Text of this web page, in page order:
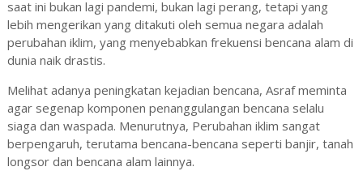
saat ini bukan lagi pandemi, bukan lagi perang, tetapi yang
lebih mengerikan yang ditakuti oleh semua negara adalah
perubahan iklim, yang menyebabkan frekuensi bencana alam di
dunia naik drastis.
Melihat adanya peningkatan kejadian bencana, Asraf meminta
agar segenap komponen penanggulangan bencana selalu
siaga dan waspada. Menurutnya, Perubahan iklim sangat
berpengaruh, terutama bencana-bencana seperti banjir, tanah
longsor dan bencana alam lainnya.